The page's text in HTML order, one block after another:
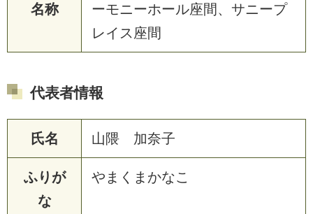
名称
ーモニーホール座間、サニープ
レイス座間
代表者情報
氏名 山隈 加奈子
ふりが
な
やまくまかなこ